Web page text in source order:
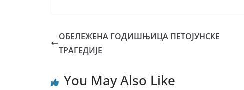
ОБЕЛЕЖЕНА ГОДИШЊИЦА ПЕТОЈУНСКЕ
ТРАГЕДИЈЕ
You May Also Like